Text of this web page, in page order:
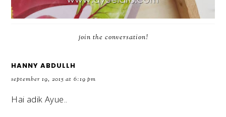
join the conversation!
HANNY ABDULLH
september 19, 2015 at 6:19 pm
Hai adik Ayue..